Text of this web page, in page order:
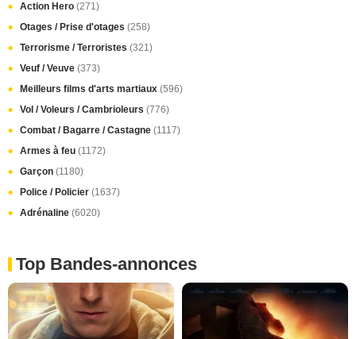
Action Hero (271)
Otages / Prise d'otages (258)
Terrorisme / Terroristes (321)
Veuf / Veuve (373)
Meilleurs films d'arts martiaux (596)
Vol / Voleurs / Cambrioleurs (776)
Combat / Bagarre / Castagne (1117)
Armes à feu (1172)
Garçon (1180)
Police / Policier (1637)
Adrénaline (6020)
Top Bandes-annonces